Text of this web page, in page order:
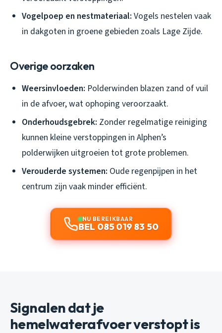
Vogelpoep en nestmateriaal: Vogels nestelen vaak
in dakgoten in groene gebieden zoals Lage Zijde.
Overige oorzaken
Weersinvloeden: Polderwinden blazen zand of vuil
in de afvoer, wat ophoping veroorzaakt.
Onderhoudsgebrek: Zonder regelmatige reiniging
kunnen kleine verstoppingen in Alphen’s
polderwijken uitgroeien tot grote problemen.
Verouderde systemen: Oude regenpijpen in het
centrum zijn vaak minder efficiënt.
NU BEREIKBAAR
BEL 085 019 83 50
Signalen dat je
hemelwaterafvoer verstopt is